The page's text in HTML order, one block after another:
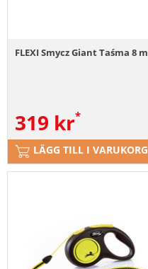
FLEXI Smycz Giant Taśma 8 m
319 kr
LÄGG TILL I VARUKORG